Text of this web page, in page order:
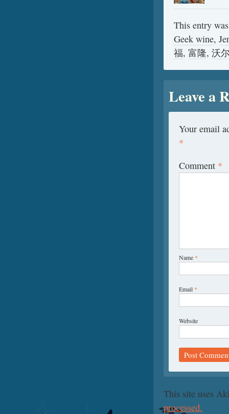
This entry
Geek wine,
福, 富隆, 沃
Leave a
Your email
*
Comment *
Name *
Email *
Website
This site uses
processed.